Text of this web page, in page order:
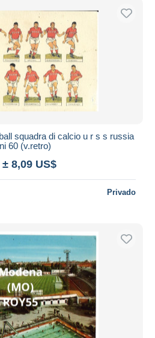
squadra di calcio u r s s russia
60 (v.retro)
± 8,09 US$
Privado